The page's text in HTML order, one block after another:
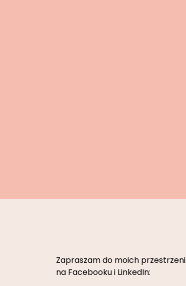
Zapraszam do moich przestrzeni
na Facebooku i LinkedIn: